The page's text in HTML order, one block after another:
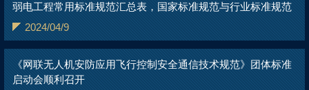
弱电工程常用标准规范汇总表，国家标准规范与行业标准规范
2024/04/9
《网联无人机安防应用飞行控制安全通信技术规范》团体标准
启动会顺利召开